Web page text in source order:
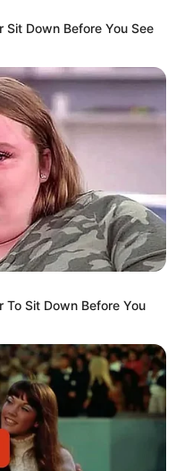
Sit Down Before You See
To Sit Down Before You